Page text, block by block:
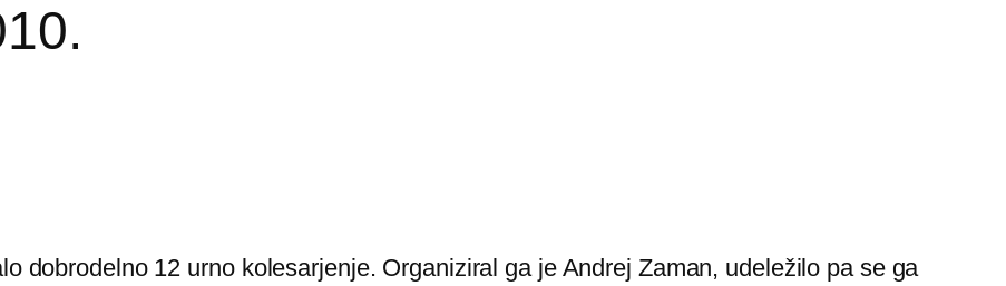
dobrodelno 12 urno kolesarjenje. Organiziral ga je Andrej Zaman, udeležilo pa se ga